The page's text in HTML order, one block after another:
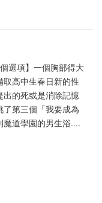
選項】一個胸部得大
高中生春日新的性
的死或是消除記憶
第三個「我要成為
道學園的男生浴....